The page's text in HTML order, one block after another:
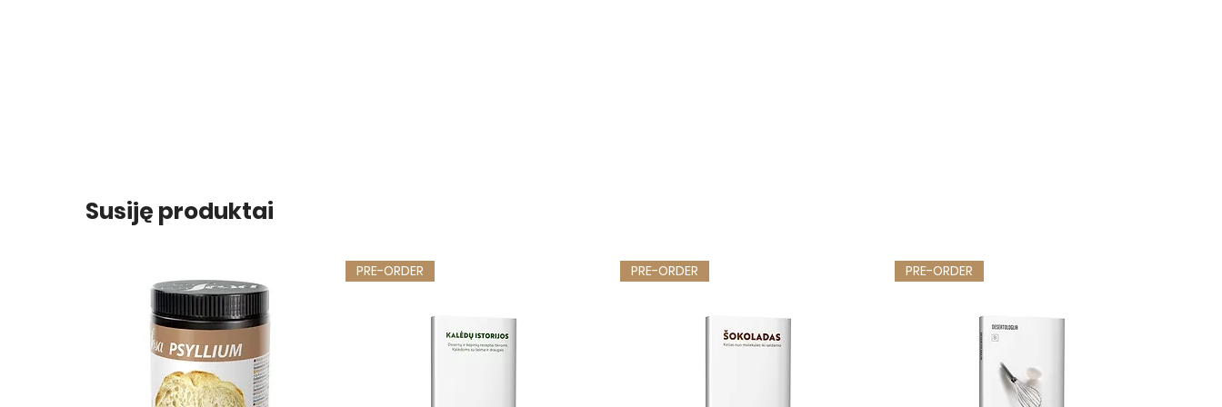
Susiję produktai
PRE-ORDER PRE-ORDER PRE-ORDER